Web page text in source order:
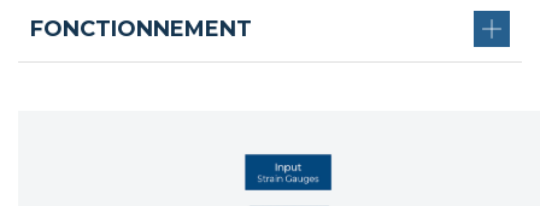
FONCTIONNEMENT